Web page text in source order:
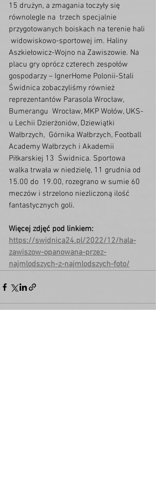
15 drużyn, a zmagania toczyły się
równolegle na  trzech specjalnie
przygotowanych boiskach na terenie hali
widowiskowo-sportowej im. Haliny
Aszkiełowicz-Wojno na Zawiszowie. Na
placu gry oprócz czterech zespołów
gospodarzy – IgnerHome Polonii-Stali
Świdnica zobaczyliśmy również
reprezentantów Parasola Wrocław,
Bumerangu  Wrocław, MKP Wołów, UKS-
u Lechii Dzierżoniów, Dziewiątki
Wałbrzych,  Górnika Wałbrzych, Football
Academy Wałbrzych i Akademii
Piłkarskiej 13  Świdnica. Sportowa
walka trwała w niedzielę, 11 grudnia od
15.00 do  19.00, rozegrano w sumie 60
meczów i strzelono niezliczoną ilość
fantastycznych goli.
Więcej zdjęć pod linkiem:
https://swidnica24.pl/2022/12/hala-
zawiszow-opanowana-przez-
najmlodszych-z-najmlodszych-foto/